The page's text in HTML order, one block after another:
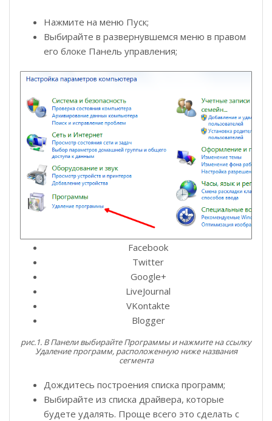
Нажмите на меню Пуск;
Выбирайте в развернувшемся меню в правом
его блоке Панель управления;
Facebook
Twitter
Google+
LiveJournal
VKontakte
Blogger
рис.1. В Панели выбирайте Программы и нажмите на ссылку
Удаление программ, расположенную ниже названия
сегмента
Дождитесь построения списка программ;
Выбирайте из списка драйвера, которые
будете удалять. Проще всего это сделать с